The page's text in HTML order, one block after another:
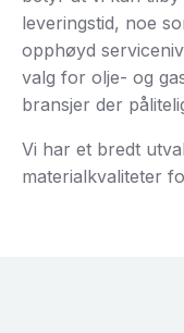
leveringstid, noe
opphøyd
valg for olje- og
bransjer der
Vi har et bredt
materialkvaliteter